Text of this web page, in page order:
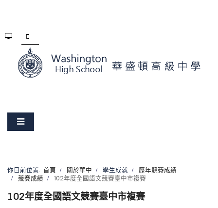
你目前位置: 首頁 關於華中 學生成就
歷年競賽成績
競賽成績
102年度全國語文競賽臺中市複賽
102年度全國語文競賽臺中市複賽